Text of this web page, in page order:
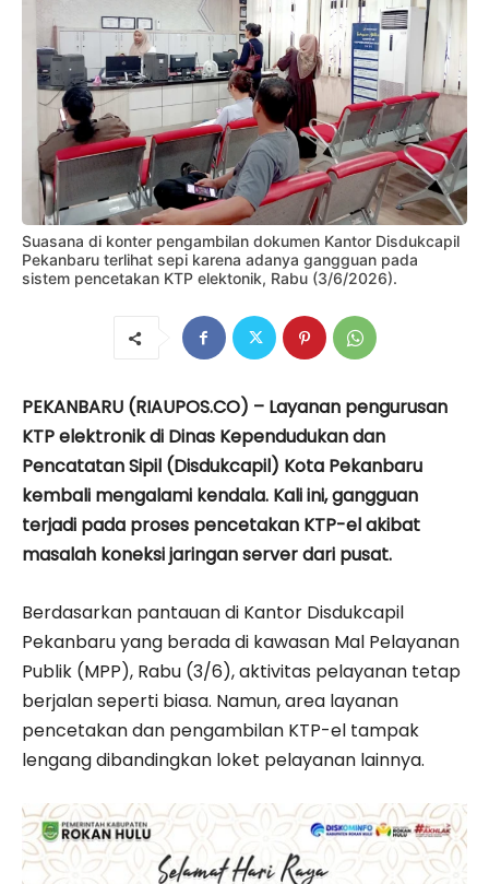
Suasana di konter pengambilan dokumen Kantor Disdukcapil
Pekanbaru terlihat sepi karena adanya gangguan pada
sistem pencetakan KTP elektonik, Rabu (3/6/2026).
PEKANBARU (RIAUPOS.CO) – Layanan pengurusan
KTP elektronik di Dinas Kependudukan dan
Pencatatan Sipil (Disdukcapil) Kota Pekanbaru
kembali mengalami kendala. Kali ini, gangguan
terjadi pada proses pencetakan KTP-el akibat
masalah koneksi jaringan server dari pusat.
Berdasarkan pantauan di Kantor Disdukcapil
Pekanbaru yang berada di kawasan Mal Pelayanan
Publik (MPP), Rabu (3/6), aktivitas pelayanan tetap
berjalan seperti biasa. Namun, area layanan
pencetakan dan pengambilan KTP-el tampak
lengang dibandingkan loket pelayanan lainnya.